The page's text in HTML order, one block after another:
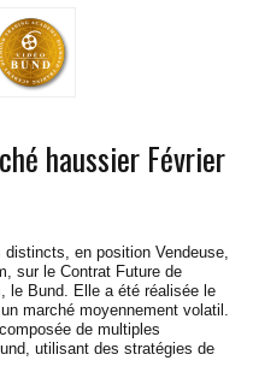
haussier Février
en position Vendeuse,
sur le Contrat Future de
le Bund. Elle a été réalisée le
marché moyennement volatil.
de multiples
utilisant des stratégies de